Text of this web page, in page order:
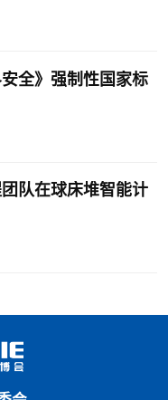
全》强制性国家标
队在球床堆智能计